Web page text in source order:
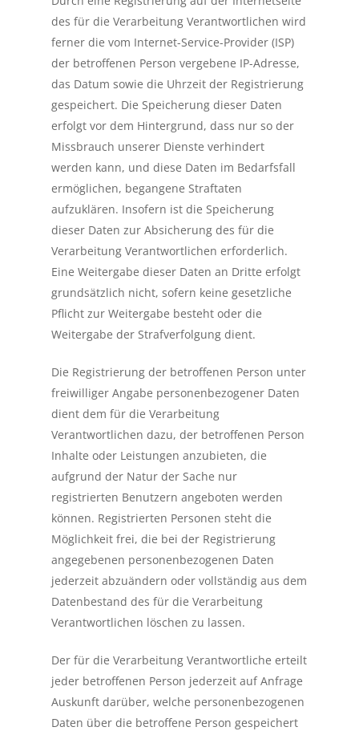
des für die Verarbeitung Verantwortlichen wird
ferner die vom Internet-Service-Provider (ISP)
der betroffenen Person vergebene IP-Adresse,
das Datum sowie die Uhrzeit der Registrierung
gespeichert. Die Speicherung dieser Daten
erfolgt vor dem Hintergrund, dass nur so der
Missbrauch unserer Dienste verhindert
werden kann, und diese Daten im Bedarfsfall
ermöglichen, begangene Straftaten
aufzuklären. Insofern ist die Speicherung
dieser Daten zur Absicherung des für die
Verarbeitung Verantwortlichen erforderlich.
Eine Weitergabe dieser Daten an Dritte erfolgt
grundsätzlich nicht, sofern keine gesetzliche
Pflicht zur Weitergabe besteht oder die
Weitergabe der Strafverfolgung dient.
Die Registrierung der betroffenen Person unter
freiwilliger Angabe personenbezogener Daten
dient dem für die Verarbeitung
Verantwortlichen dazu, der betroffenen Person
Inhalte oder Leistungen anzubieten, die
aufgrund der Natur der Sache nur
registrierten Benutzern angeboten werden
können. Registrierten Personen steht die
Möglichkeit frei, die bei der Registrierung
angegebenen personenbezogenen Daten
jederzeit abzuändern oder vollständig aus dem
Datenbestand des für die Verarbeitung
Verantwortlichen löschen zu lassen.
Der für die Verarbeitung Verantwortliche erteilt
jeder betroffenen Person jederzeit auf Anfrage
Auskunft darüber, welche personenbezogenen
Daten über die betroffene Person gespeichert